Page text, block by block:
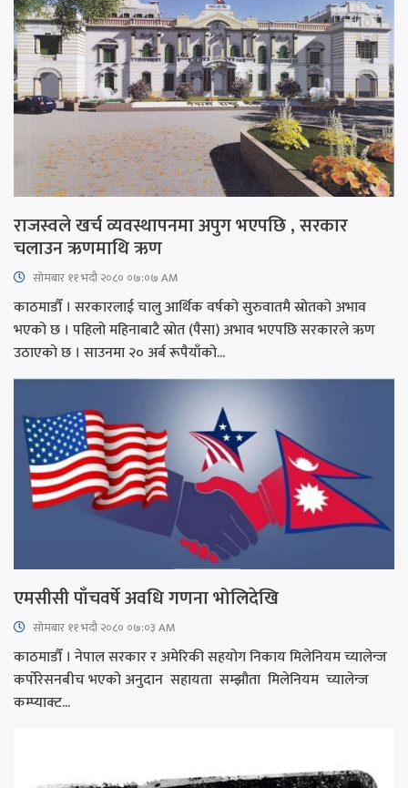
राजस्वले खर्च व्यवस्थापनमा अपुग भएपछि , सरकार
चलाउन ऋणमाथि ऋण
सोमबार ११ भदौ २०८० ०७:०७ AM
काठमाडौँ । सरकारलाई चालु आर्थिक वर्षको सुरुवातमै स्रोतको अभाव
भएको छ । पहिलो महिनाबाटै स्रोत (पैसा) अभाव भएपछि सरकारले ऋण
उठाएको छ । साउनमा २० अर्ब रूपैयाँको...
एमसीसी पाँचवर्षे अवधि गणना भोलिदेखि
सोमबार ११ भदौ २०८० ०७:०३ AM
काठमाडौँ । नेपाल सरकार र अमेरिकी सहयोग निकाय मिलेनियम च्यालेन्ज
कर्पोरेसनबीच भएको अनुदान सहायता सम्झौता मिलेनियम च्यालेन्ज
कम्प्याक्ट...